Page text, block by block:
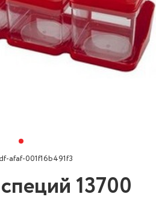
afaf-001f16b491f3
13700